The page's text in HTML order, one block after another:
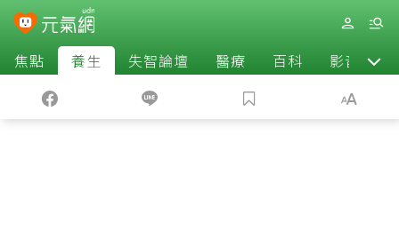
焦點 養生 失智論壇 醫療 百科 影音